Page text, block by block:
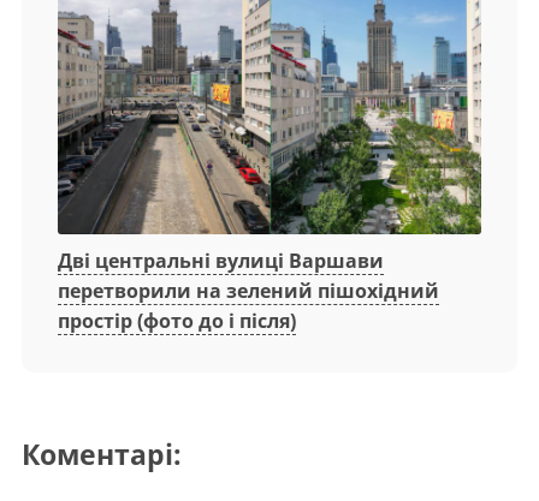
Дві центральні вулиці Варшави
перетворили на зелений пішохідний
простір (фото до і після)
Коментарі: